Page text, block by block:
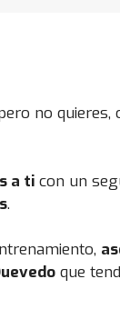
no quieres,
a ti con un
.
que